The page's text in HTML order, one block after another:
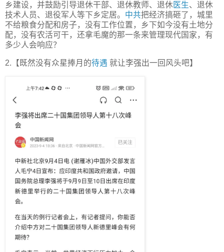
乡建设，并鼓励引导退休干部、退休教师、退休医生、退休
技术人员、退役军人等下乡定居。 中共把经济搞砸了，城里
不给粮食分配和房子，没有工作位置，乡下如今没有土地分
配，没有农活可干，还拿毛魔的那一条来管理现代国家，有
多少人会响应？
2.【既然没有众星捧月的待遇 就让李强出一回风头吧】